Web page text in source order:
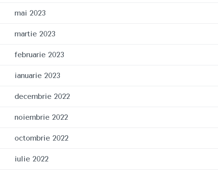
mai 2023
martie 2023
februarie 2023
ianuarie 2023
decembrie 2022
noiembrie 2022
octombrie 2022
iulie 2022